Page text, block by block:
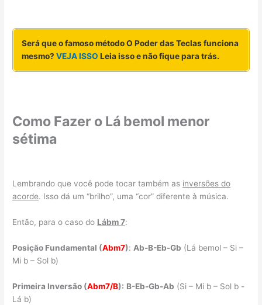
Será que o famoso método O Poder das Teclas funciona
mesmo? VEJA ISSO Leia isso e não fique para trás.
Como Fazer o Lá bemol menor
sétima
Lembrando que você pode tocar também as inversões do
acorde. Isso dá um “brilho”, uma “cor” diferente à música.
Então, para o caso do Lábm 7:
Posição Fundamental (Abm7): Ab-B-Eb-Gb (Lá bemol – Si –
Mi b – Sol b)
Primeira Inversão (Abm7/B): B-Eb-Gb-Ab (Si – Mi b – Sol b -
Lá b)